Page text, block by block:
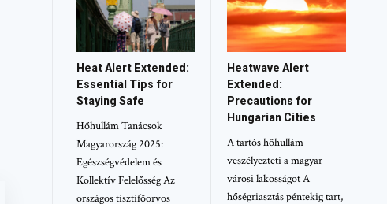
Heat Alert Extended:
Essential Tips for
Staying Safe
Hőhullám Tanácsok
Magyarország 2025:
Egészségvédelem és
Kollektív Felelősség Az
országos tisztifőorvos
Heatwave Alert
Extended:
Precautions for
Hungarian Cities
A tartós hőhullám
veszélyezteti a magyar
városi lakosságot A
hőségriasztás péntekig tart,